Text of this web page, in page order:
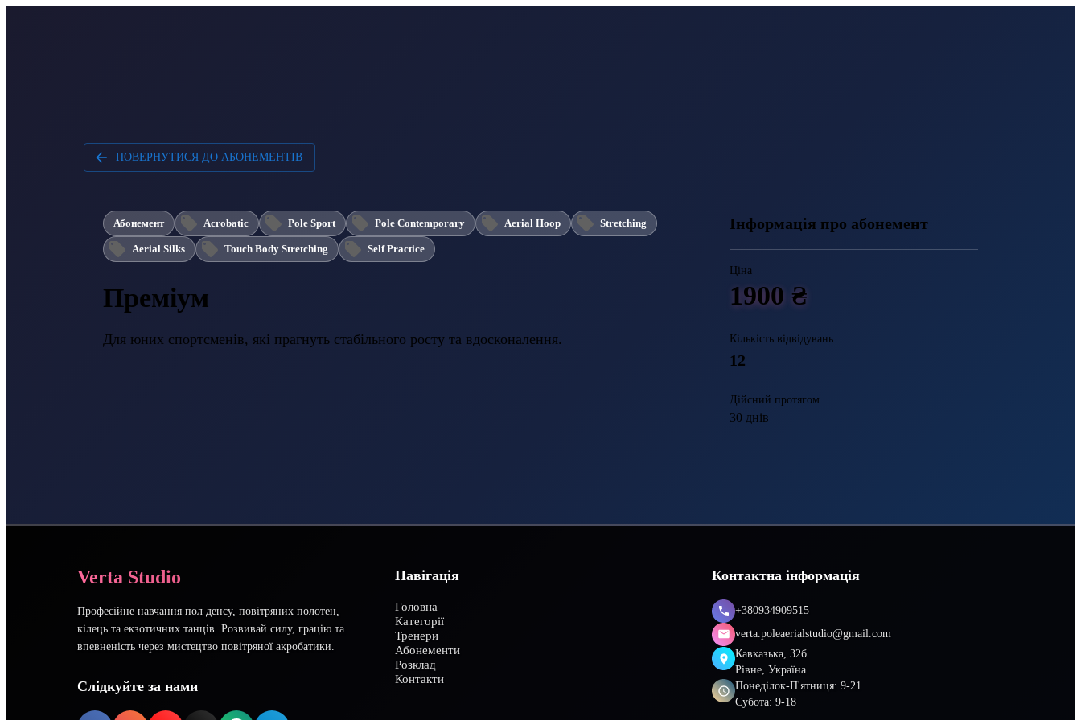
ПОВЕРНУТИСЯ ДО АБОНЕМЕНТІВ
Абонемент Acrobatic Pole Sport Pole Contemporary Aerial Hoop Stretching
Aerial Silks Touch Body Stretching Self Practice
Преміум
Для юних спортсменів, які прагнуть стабільного росту та вдосконалення.
Інформація про абонемент
Ціна
1900 ₴
Кількість відвідувань
12
Дійсний протягом
30днів
Verta Studio
Професійне навчання пол денсу, повітряних полотен,
кілець та екзотичних танців. Розвивай силу, грацію та
впевненість через мистецтво повітряної акробатики.
Слідкуйте за нами
Навігація
Головна
Категорії
Тренери
Абонементи
Розклад
Контакти
Контактна інформація
+380934909515
verta.poleaerialstudio@gmail.com
Кавказька, 32б
Рівне ,Україна
Понеділок-П'ятниця: 9-21
Субота: 9-18